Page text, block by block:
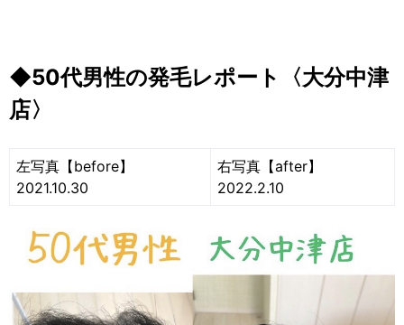
◆50代男性の発毛レポート〈大分中津
店〉
左写真【before】
2021.10.30
右写真【after】
2022.2.10